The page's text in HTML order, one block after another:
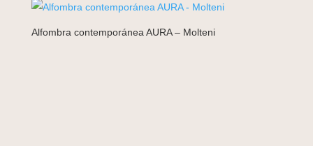
Alfombra contemporánea AURA – Molteni